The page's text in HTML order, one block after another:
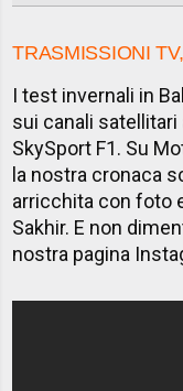
TRASMISSIONI
I test invernali in
sui canali satellitari
SkySport F1. Su
la nostra cronaca
arricchita con foto
Sakhir. E non
nostra pagina